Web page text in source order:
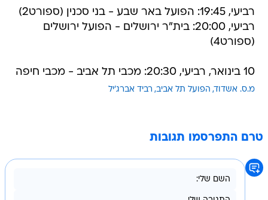
רביעי, 19:45: הפועל באר שבע - בני סכנין (ספורט2)
רביעי, 20:00: בית"ר ירושלים - הפועל ירושלים
(ספורט4)
10 בינואר, רביעי, 20:30: מכבי תל אביב - מכבי חיפה
מ.ס. אשדוד הפועל תל אביב רביד אברג'יל
טרם התפרסמו תגובות